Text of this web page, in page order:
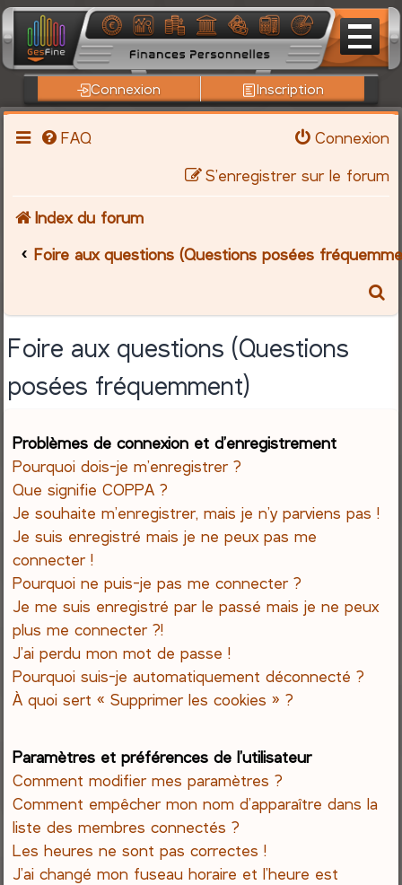
Connexion Inscription
FAQ
Connexion
S’enregistrer sur le forum
Index du forum
Foire aux questions (Questions posées
Foire aux questions (Questions
posées fréquemment)
Problèmes de connexion et d’enregistrement
Pourquoi dois-je m’enregistrer ?
Que signifie COPPA ?
Je souhaite m’enregistrer, mais je n’y parviens pas !
Je suis enregistré mais je ne peux pas me
connecter !
Pourquoi ne puis-je pas me connecter ?
Je me suis enregistré par le passé mais je ne peux
plus me connecter ?!
J’ai perdu mon mot de passe !
Pourquoi suis-je automatiquement déconnecté ?
À quoi sert « Supprimer les cookies » ?
Paramètres et préférences de l’utilisateur
Comment modifier mes paramètres ?
Comment empêcher mon nom d’apparaître dans la
liste des membres connectés ?
Les heures ne sont pas correctes !
J’ai changé mon fuseau horaire et l’heure est